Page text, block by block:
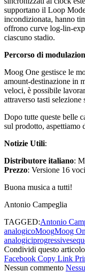
supportano il Loop
incondizionata, hanno
offrono curve log-lin-
ciascuno stadio.
Percorso di
Moog One gestisce le
amount-destinazione in
veloci, è possibile
attraverso tasti selezione
Dopo tutte queste belle
sul prodotto, aspettiamo
Notizie Utili:
Distributore italiano:
Prezzo: Versione 16
Buona musica a tutti!
Antonio Campeglia
TAGGED:Antonio
analogicoMoogMoog
analogiciprogressive
Condividi questo
Facebook Copy Link
Nessun commento